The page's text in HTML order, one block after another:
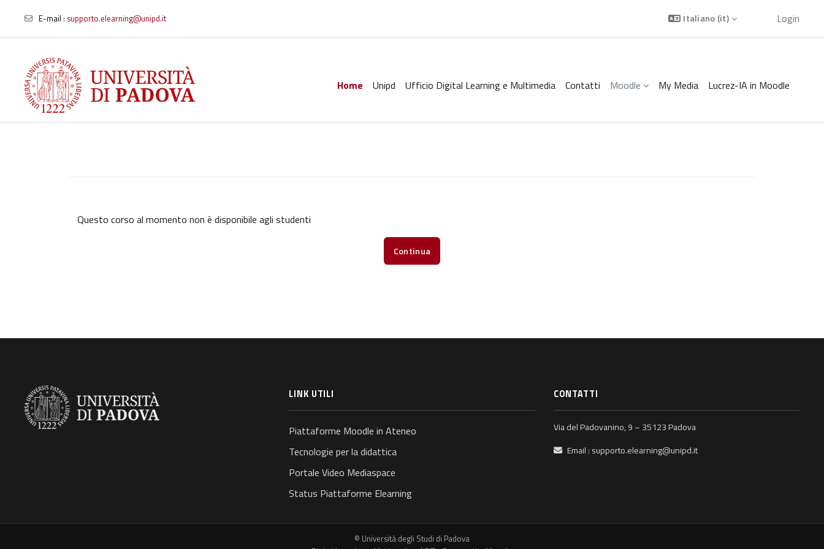
Vai al contenuto principale
E-mail : supporto.elearning@unipd.it Italiano ‎(it)‎ Login
Home Unipd Ufficio Digital Learning e Multimedia Contatti Moodle My Media Lucrez-IA in Moodle
Questo corso al momento non è disponibile agli studenti
Continua
LINK UTILI
Piattaforme Moodle in Ateneo
Tecnologie per la didattica
Portale Video Mediaspace
Status Piattaforme Elearning
CONTATTI
Via del Padovanino, 9 – 35123 Padova
Email : supporto.elearning@unipd.it
© Università degli Studi di Padova